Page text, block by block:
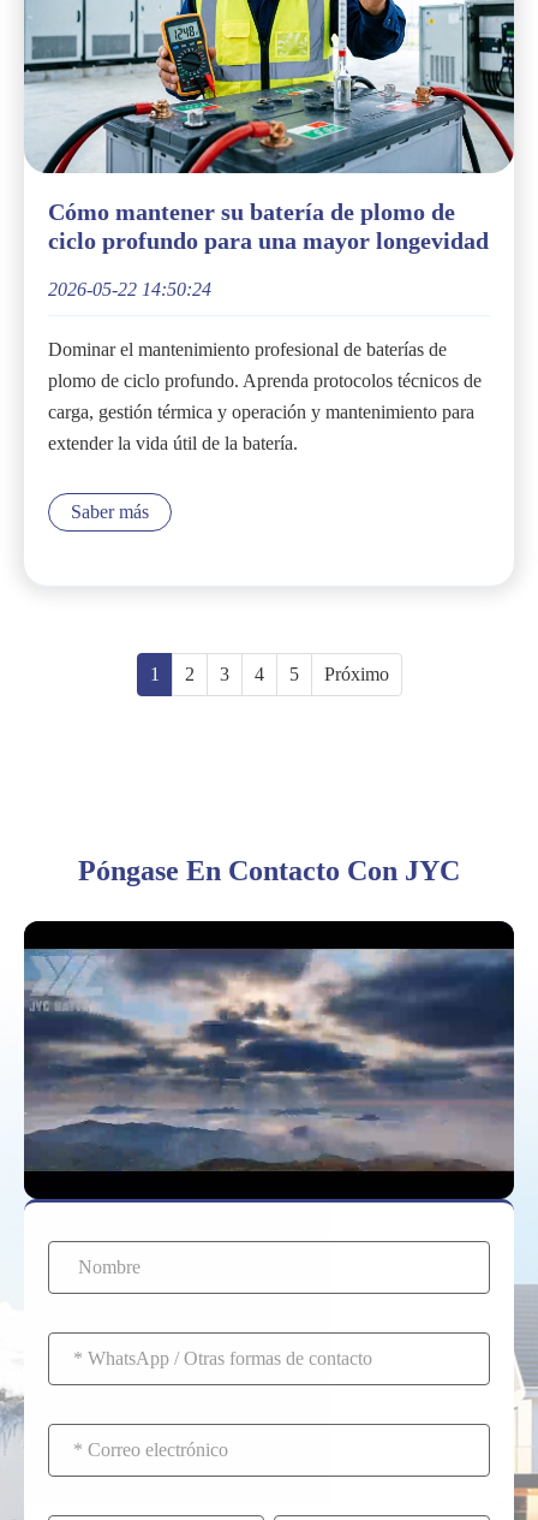
Cómo mantener su batería de plomo de
ciclo profundo para una mayor longevidad
2026-05-22 14:50:24
Dominar el mantenimiento profesional de baterías de
plomo de ciclo profundo. Aprenda protocolos técnicos de
carga, gestión térmica y operación y mantenimiento para
extender la vida útil de la batería.
Saber más
1 2 3 4 5 Próximo
Póngase En Contacto Con JYC